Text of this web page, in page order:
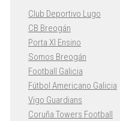
Club Deportivo Lugo
CB Breogán
Porta XI Ensino
Somos Breogán
Football Galicia
Fútbol Americano Galicia
Vigo Guardians
Coruña Towers Football